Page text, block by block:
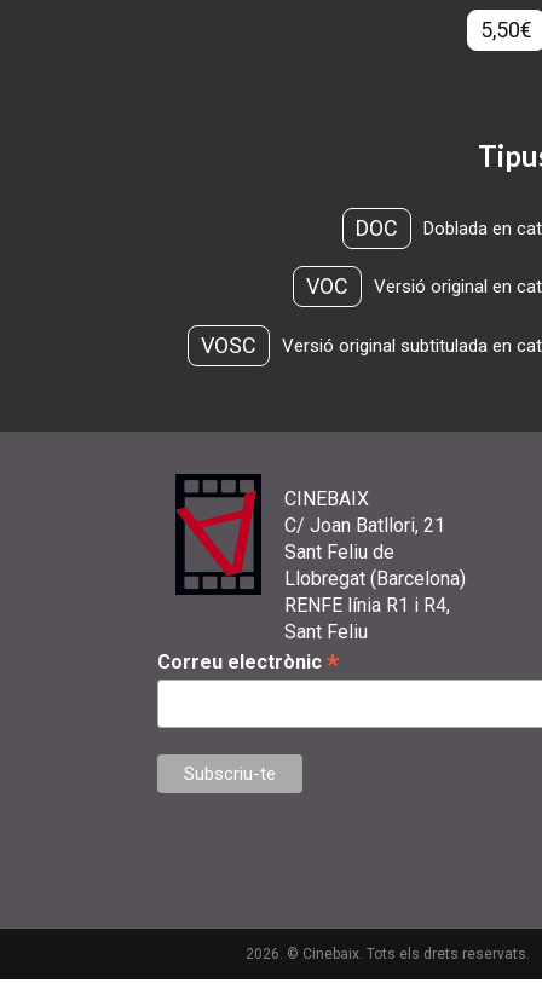
5,50€
DOC Doblada en
VOC Versió original en
VOSC Versió original subtitulada en
CINEBAIX
C/ Joan Batllori, 21
Sant Feliu de
Llobregat (Barcelona)
RENFE línia R1 i R4,
Sant Feliu
Correu electrònic *
2026. © Cinebaix. Tots els drets reservats.